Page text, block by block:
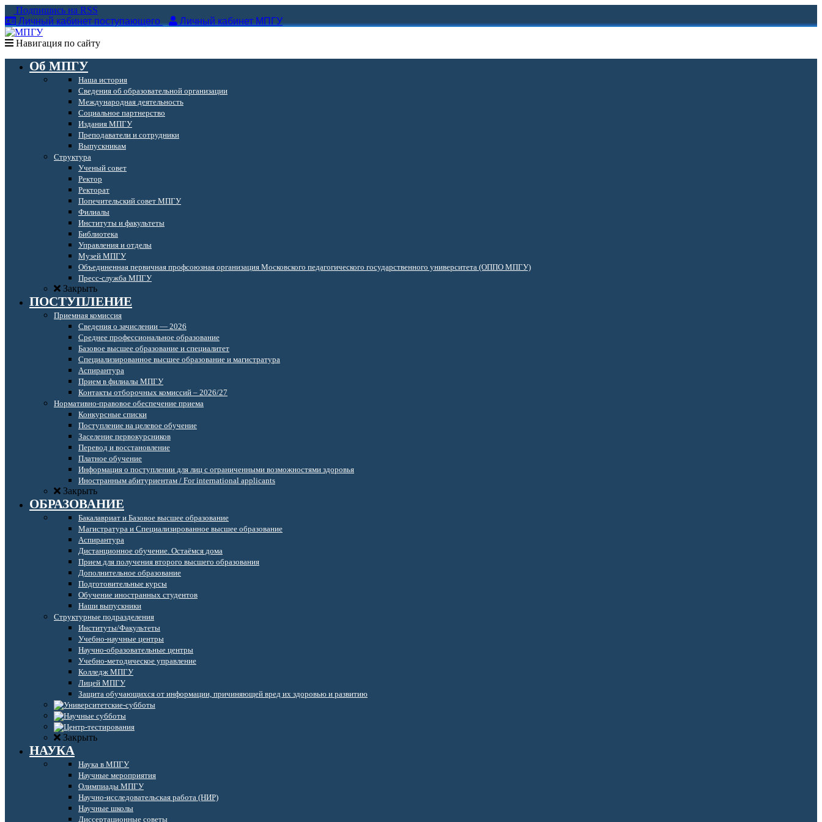
Подпишись на RSS
Личный кабинет поступающего
Личный кабинет МПГУ
Навигация по сайту
Об МПГУ
Наша история
Сведения об образовательной организации
Международная деятельность
Социальное партнерство
Издания МПГУ
Преподаватели и сотрудники
Выпускникам
Структура
Ученый совет
Ректор
Ректорат
Попечительский совет МПГУ
Филиалы
Институты и факультеты
Библиотека
Управления и отделы
Музей МПГУ
Объединенная первичная профсоюзная организация Московского педагогического государственного университета (ОППО МПГУ)
Пресс-служба МПГУ
Закрыть
ПОСТУПЛЕНИЕ
Приемная комиссия
Сведения о зачислении — 2026
Среднее профессиональное образование
Базовое высшее образование и специалитет
Специализированное высшее образование и магистратура
Аспирантура
Прием в филиалы МПГУ
Контакты отборочных комиссий – 2026/27
Нормативно-правовое обеспечение приема
Конкурсные списки
Поступление на целевое обучение
Заселение первокурсников
Перевод и восстановление
Платное обучение
Информация о поступлении для лиц с ограниченными возможностями здоровья
Иностранным абитуриентам / For international applicants
Закрыть
ОБРАЗОВАНИЕ
Бакалавриат и Базовое высшее образование
Магистратура и Специализированное высшее образование
Аспирантура
Дистанционное обучение. Остаёмся дома
Прием для получения второго высшего образования
Дополнительное образование
Подготовительные курсы
Обучение иностранных студентов
Наши выпускники
Структурные подразделения
Институты/Факультеты
Учебно-научные центры
Научно-образовательные центры
Учебно-методическое управление
Колледж МПГУ
Лицей МПГУ
Защита обучающихся от информации, причиняющей вред их здоровью и развитию
Закрыть
НАУКА
Наука в МПГУ
Научные мероприятия
Олимпиады МПГУ
Научно-исследовательская работа (НИР)
Научные школы
Диссертационные советы